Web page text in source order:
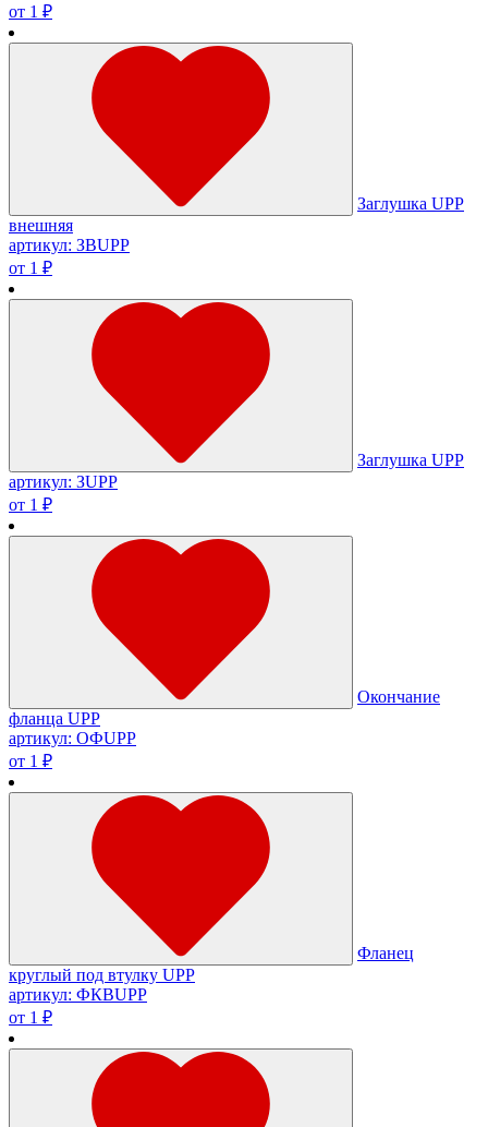
от 1 ₽
Заглушка UPP
внешняя
артикул: ЗВUPP
от 1 ₽
Заглушка UPP
артикул: ЗUPP
от 1 ₽
Окончание
фланца UPP
артикул: ОФUPP
от 1 ₽
Фланец
круглый под втулку UPP
артикул: ФКВUPP
от 1 ₽